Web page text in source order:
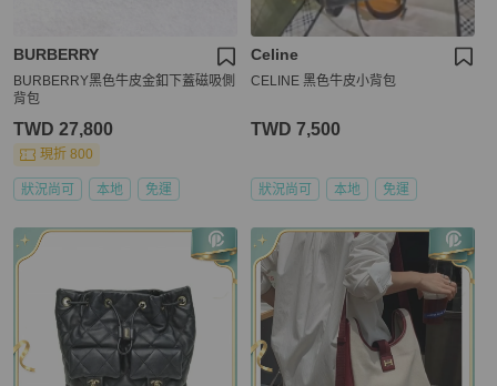
BURBERRY
BURBERRY黑色牛皮金釦下蓋磁吸側
背包
TWD 27,800
現折 800
狀況尚可 本地 免運
Celine
CELINE 黑色牛皮小背包
TWD 7,500
狀況尚可 本地 免運